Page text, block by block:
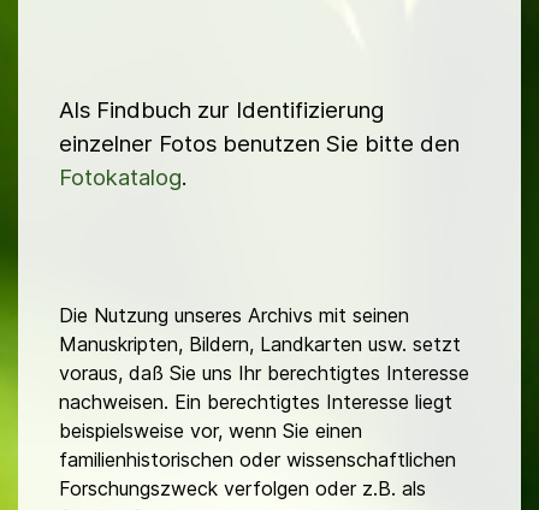
Als Findbuch zur Identifizierung
einzelner Fotos benutzen Sie bitte den
Fotokatalog.
Die Nutzung unseres Archivs mit seinen
Manuskripten, Bildern, Landkarten usw. setzt
voraus, daß Sie uns Ihr berechtigtes Interesse
nachweisen. Ein berechtigtes Interesse liegt
beispielsweise vor, wenn Sie einen
familienhistorischen oder wissenschaftlichen
Forschungszweck verfolgen oder z.B. als